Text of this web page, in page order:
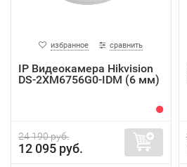
избранное сравнить
IP Видеокамера Hikvision
DS-2XM6756G0-IDM (6 мм)
24 190 руб.
12 095 руб.